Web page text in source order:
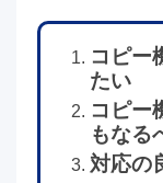
コピー
たい
コピー
もなる
対応の